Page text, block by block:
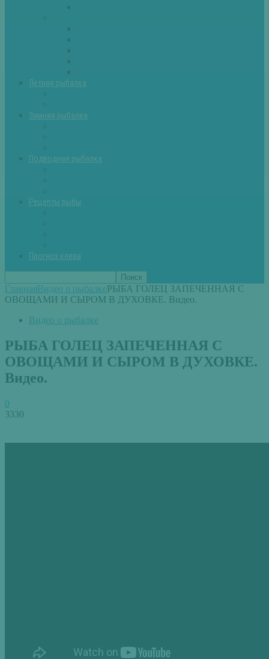
Летняя рыбалка
Зимняя рыбалка
Подводная рыбалка
Рецепты рыбы
Прогноз клева
ГлавнаяВидео о рыбалкеРЫБА ГОЛЕЦ ЗАПЕЧЕННАЯ С
ОВОЩАМИ И СЫРОМ В ДУХОВКЕ. Видео.
Видео о рыбалке
РЫБА ГОЛЕЦ ЗАПЕЧЕННАЯ С
ОВОЩАМИ И СЫРОМ В ДУХОВКЕ.
Видео.
0
3330